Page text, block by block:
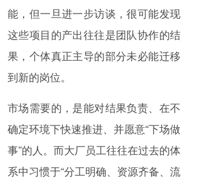
能，但一旦进一步访谈，很可能发现
这些项目的产出往往是团队协作的结
果，个体真正主导的部分未必能迁移
到新的岗位。
市场需要的，是能对结果负责、在不
确定环境下快速推进、并愿意“下场做
事”的人。而大厂员工往往在过去的体
系中习惯于“分工明确、资源齐备、流